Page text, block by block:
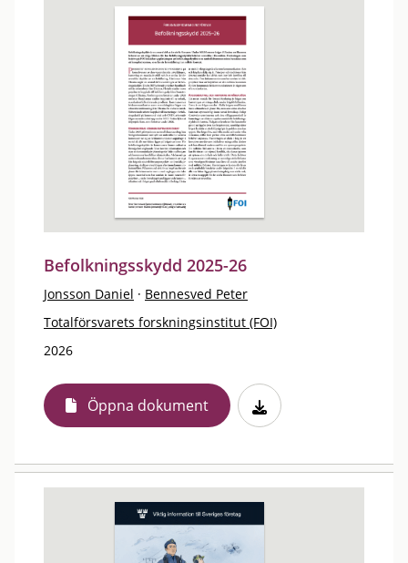
Befolkningsskydd 2025-26
Jonsson Daniel · Bennesved Peter
Totalförsvarets forskningsinstitut (FOI)
2026
Öppna dokument